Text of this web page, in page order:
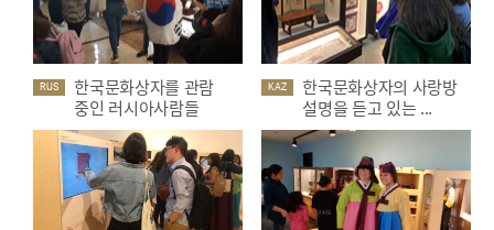
RUS
한국문화상자를 관람
중인 러시아사람들
KAZ
한국문화상자의 사랑방
설명을 듣고 있는 ...